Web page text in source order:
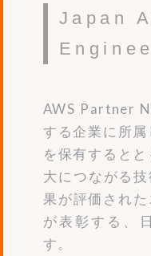
Japan
AWS Partner
する企業に所
を保有すると
大につながる
果が評価され
が表彰する、
す。